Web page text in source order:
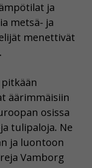
ja
metsä- ja
menettivät
äärimmäisiin
osissa
tulipaloja. Ne
ja luontoon
Vamborg